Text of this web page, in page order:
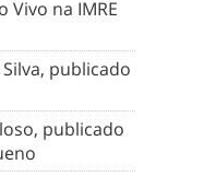
Vivo na IMRE
publicado
publicado